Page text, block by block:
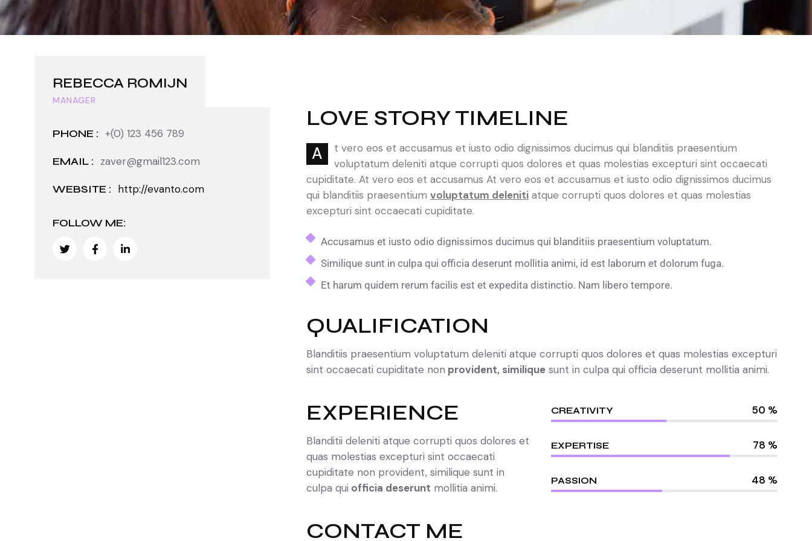
REBECCA ROMIJN
MANAGER
PHONE : +(0) 123 456 789
EMAIL : zaver@gmail123.com
WEBSITE : http://evanto.com
FOLLOW ME:
LOVE STORY TIMELINE
A
t vero eos et accusamus et iusto odio dignissimos ducimus qui blanditiis praesentium
voluptatum deleniti atque corrupti quos dolores et quas molestias excepturi sint occaecati
cupiditate. At vero eos et accusamus At vero eos et accusamus et iusto odio dignissimos ducimus
qui blanditiis praesentium voluptatum deleniti atque corrupti quos dolores et quas molestias
excepturi sint occaecati cupiditate.
Accusamus et iusto odio dignissimos ducimus qui blanditiis praesentium voluptatum.
Similique sunt in culpa qui officia deserunt mollitia animi, id est laborum et dolorum fuga.
Et harum quidem rerum facilis est et expedita distinctio. Nam libero tempore.
QUALIFICATION
Blanditiis praesentium voluptatum deleniti atque corrupti quos dolores et quas molestias excepturi
sint occaecati cupiditate non provident, similique sunt in culpa qui officia deserunt mollitia animi.
EXPERIENCE
Blanditii deleniti atque corrupti quos dolores et
quas molestias excepturi sint occaecati
cupiditate non provident, similique sunt in
culpa qui officia deserunt mollitia animi.
CREATIVITY 50 %
EXPERTISE 78 %
PASSION 48 %
CONTACT ME